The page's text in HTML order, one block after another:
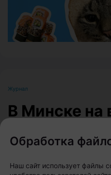
Журнал
В Минске на
фестиваль
любителей
Обработка
Наш сайт использует файлы